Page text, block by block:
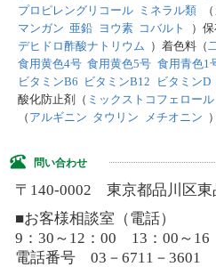
プロピレングリコール
ミネラル類 （
マンガン 亜鉛 ヨウ素 コバルト ）
デヒドロ酢酸ナトリウム
）着色料（
食用黄色4号 食用黄色5号 食用青色1
ビタミンB6
ビタミンB12
ビタミンD
酸化防止剤（ ミックストコフェロール
（ アルギニン タウリン メチオニン
問い合わせ
〒140-0002 東京都品川区
■お客様相談室（電話）
9：30～12：00 13：00～
電話番号 03－6711－3601